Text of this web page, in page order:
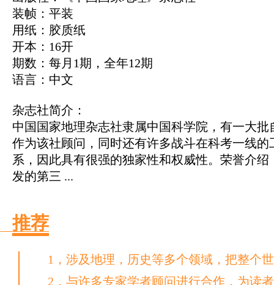
装帧：平装
用纸：胶质纸
开本：16开
期数：每月1期，全年12期
语言：中文
杂志社简介：
中国国家地理杂志社隶属中国科学院，有一大
作为该社顾问，同时还有许多战斗在科考一线
系，因此具有很强的独家性和权威性。荣誉介
发的第三 ...
推荐
1，涉及地理，历史等多个领域，把整个
2，与许多专家学者顾问进行合作，为读